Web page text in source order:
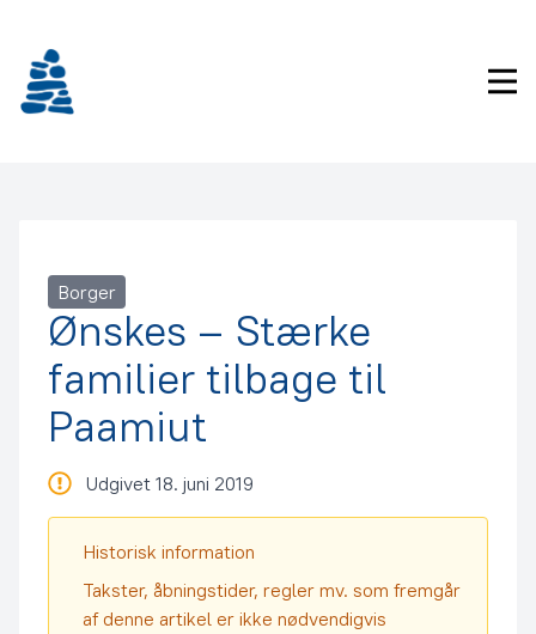
indhold
Borger
Ønskes – Stærke
familier tilbage til
Paamiut
Udgivet 18. juni 2019
Historisk information
Takster, åbningstider, regler mv. som fremgår
af denne artikel er ikke nødvendigvis